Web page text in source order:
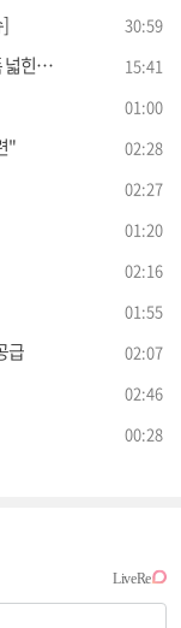
] 30:59
공감] 15:41
01:00
" 02:28
02:27
01:20
02:16
01:55
급 02:07
02:46
00:28